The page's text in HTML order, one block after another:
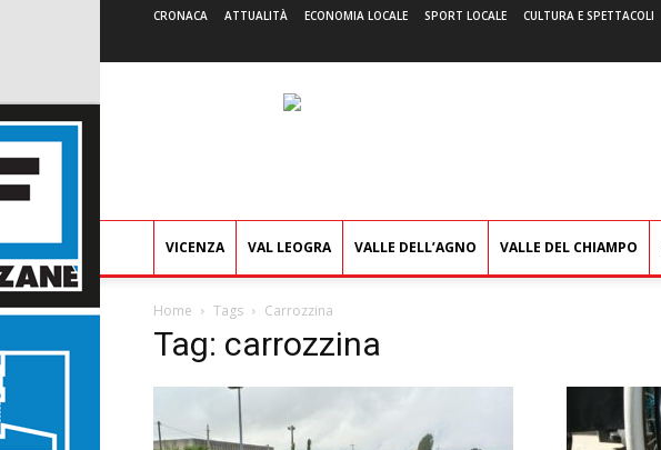
CRONACA ATTUALITÀ ECONOMIA LOCALE SPORT LOCALE CULTURA E SPETTACOLI
VICENZA VAL LEOGRA VALLE DELL’AGNO VALLE DEL CHIAMPO
Home Tags Carrozzina
Tag: carrozzina